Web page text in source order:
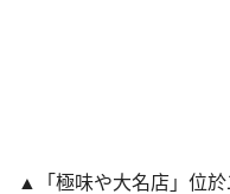
▲「極味や大名店」位